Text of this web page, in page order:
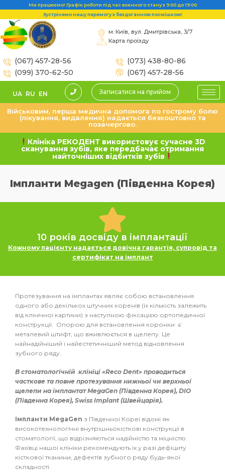
Ми працюємо! Графік роботи під час воєнного стану з 9:00 до 19:00
Зустрінемо нашу перемогу з бездоганною посмішкою!
м. Київ, вул. Дмитрівська, 3/7
Карта проїзду
(067) 457-28-56
(099) 370-62-50
(073) 438-80-86
(067) 457-28-56
Записатися на прийом
UA RU EN
Військовим, перша медична допомога по гострому болю
(лікування, видалення) надається безкоштовно та
позачергово.
Клініка РЕКОДЕНТ використовує сучасне 3D
сканування зубів, яке передбачає отримання
найточніших відбитків зубів
Імпланти Megagen (Південна Корея)
10 років досвіду в імплантації
Кожному пацієнту надається довічна гарантія, супровід та
сертифікат на імплант
Протезування на імплантах являє собою встановлення
одного або декількох штучних коренів (їх кількість залежить
від клінічної картини) з наступною фіксацією ортопедичної
конструкції. Опорою для встановлення коронки є
металевий штифт, що вживлюється в щелепу. Це
найнадійніший і найестетичніший метод відновлення
зубного ряду.
В стоматологічній клініці «Reco Dent» проводиться
часткове та повне протезування нижньої чи верхньої
щелепи на імплантат MegaGen (Південна Корея), DIO
(Південна Корея), Swiss Implant (Швейцарія).
Імпланти MegaGen з Південної Кореї відомі як
високотехнологічні внутрішньокісткові конструкції в
стоматології, що відрізняються надійністю та міцністю.
Фахівці нашої клініки рекомендують їх у разі дефіциту
кісткової тканини, дефектів зубного ряду будь-якої
складності.